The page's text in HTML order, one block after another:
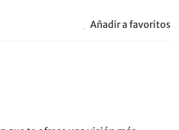
Añadir a favoritos